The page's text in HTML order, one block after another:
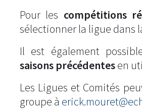
Pour les compétitions
sélectionner la ligue dans
Il est également
saisons précédentesen
Les Ligues et Comités
groupe à